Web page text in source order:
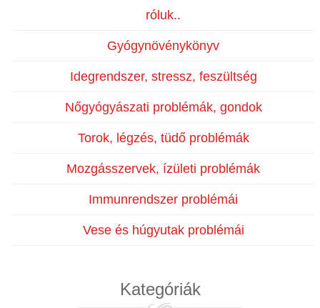
róluk..
Gyógynövénykönyv
Idegrendszer, stressz, feszültség
Nőgyógyászati problémák, gondok
Torok, légzés, tüdő problémák
Mozgásszervek, ízületi problémák
Immunrendszer problémái
Vese és húgyutak problémái
Kategóriák